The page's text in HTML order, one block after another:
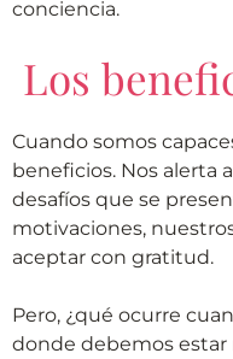
conciencia.
Los
Cuando somos
beneficios. Nos alerta
desafíos que se
motivaciones,
aceptar con gratitud.
Pero, ¿qué ocurre
donde debemos estar